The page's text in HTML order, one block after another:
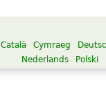
Català Cymraeg
Nederlands
Polski